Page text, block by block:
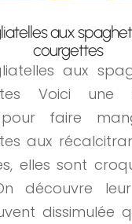
aux
courgettes
aux
Voici une
faire
aux
elles sont
découvre
dissimulée